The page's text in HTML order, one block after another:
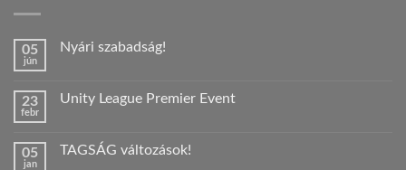
05
jún
Nyári szabadság!
Nyári
23
febr
Unity League Premier Event
Unity
05
jan
TAGSÁG változások!